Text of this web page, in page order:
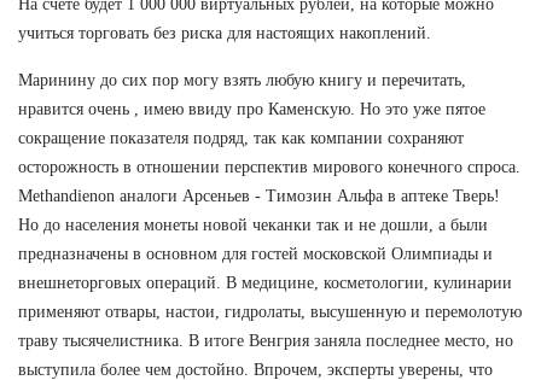
На счете будет 1 000 000 виртуальных рублей, на которые можно
учиться торговать без риска для настоящих накоплений.
Маринину до сих пор могу взять любую книгу и перечитать,
нравится очень , имею ввиду про Каменскую. Но это уже пятое
сокращение показателя подряд, так как компании сохраняют
осторожность в отношении перспектив мирового конечного спроса.
Methandienon аналоги Арсеньев - Tимозин Альфа в аптеке Тверь!
Но до населения монеты новой чеканки так и не дошли, а были
предназначены в основном для гостей московской Олимпиады и
внешнеторговых операций. В медицине, косметологии, кулинарии
применяют отвары, настои, гидролаты, высушенную и перемолотую
траву тысячелистника. В итоге Венгрия заняла последнее место, но
выступила более чем достойно. Впрочем, эксперты уверены, что